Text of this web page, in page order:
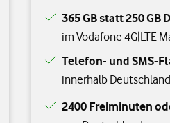
365 GB statt 250 GB
im Vodafone 4G|LTE
Telefon- und SMS-
innerhalb
2400 Freiminuten